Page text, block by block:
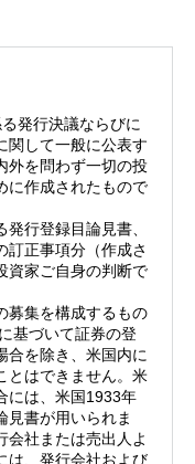
発行決議ならびに
関して一般に公表す
外を問わず一切の投
に作成されたもので
行登録目論見書、
訂正事項分（作成さ
資家ご自身の判断で
募集を構成するもの
基づいて証券の登
合を除き、米国内に
とはできません。米
には、米国1933年
見書が用いられま
会社または売出人よ
は、発行会社および